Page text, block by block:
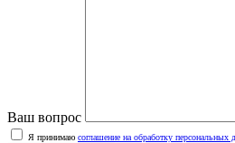
Ваш вопрос
Я принимаю соглашение на обработку персональных